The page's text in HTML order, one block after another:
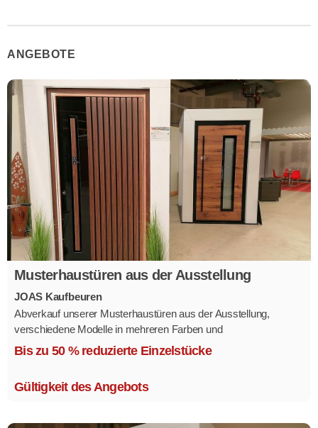
ANGEBOTE
Musterhaustüren aus der Ausstellung
JOAS Kaufbeuren
Abverkauf unserer Musterhaustüren aus der Ausstellung,
verschiedene Modelle in mehreren Farben und
Ausstattungsvarianten.
Bis zu 50 % reduzierte Einzelstücke
Gültigkeit des Angebots